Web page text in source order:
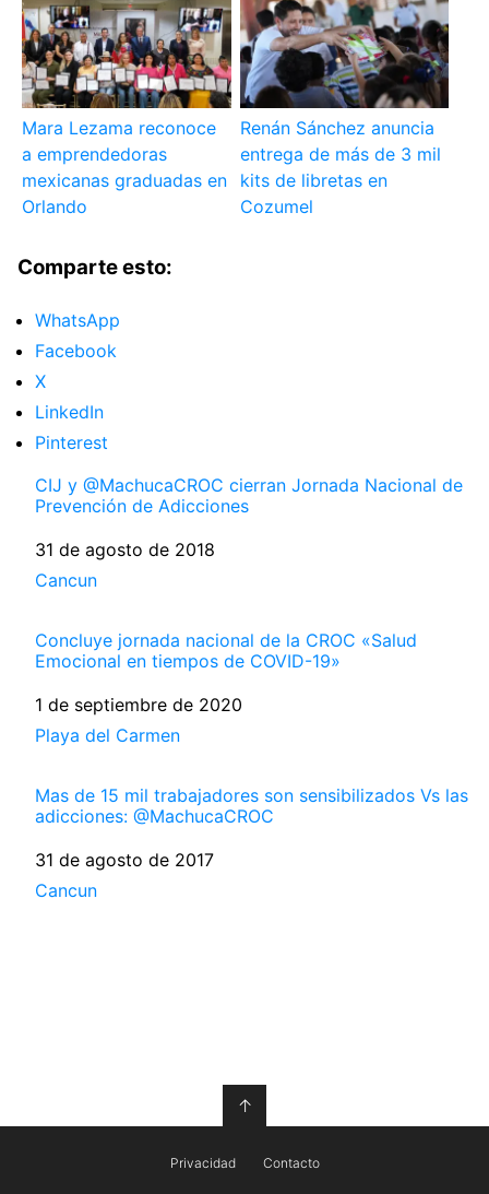
Mara Lezama reconoce
a emprendedoras
mexicanas graduadas en
Orlando
Renán Sánchez anuncia
entrega de más de 3 mil
kits de libretas en
Cozumel
Comparte esto:
WhatsApp
Facebook
X
LinkedIn
Pinterest
CIJ y @MachucaCROC cierran Jornada Nacional de
Prevención de Adicciones
Fecha
31 de agosto de 2018
Respecto a
Cancun
Concluye jornada nacional de la CROC «Salud
Emocional en tiempos de COVID-19»
Fecha
1 de septiembre de 2020
Respecto a
Playa del Carmen
Mas de 15 mil trabajadores son sensibilizados Vs las
adicciones: @MachucaCROC
Fecha
31 de agosto de 2017
Respecto a
Cancun
↑
Privacidad Contacto